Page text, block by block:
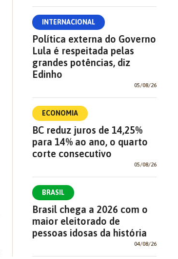
INTERNACIONAL
Política externa do Governo
Lula é respeitada pelas
grandes potências, diz
Edinho
05/08/26
ECONOMIA
BC reduz juros de 14,25%
para 14% ao ano, o quarto
corte consecutivo
05/08/26
BRASIL
Brasil chega a 2026 com o
maior eleitorado de
pessoas idosas da história
04/08/26